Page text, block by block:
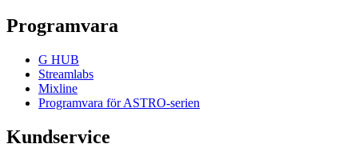
Programvara
G HUB
Streamlabs
Mixline
Programvara för ASTRO-serien
Kundservice